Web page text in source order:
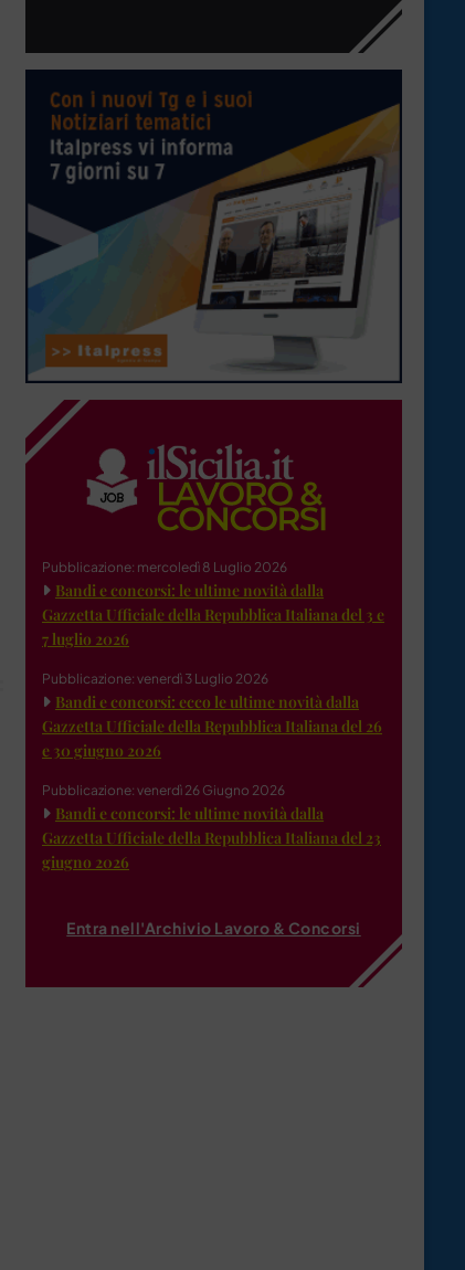
Pubblicazione: mercoledì 8 Luglio 2026
Bandi e concorsi: le ultime novità dalla
Gazzetta Ufficiale della Repubblica Italiana del 3 e
7 luglio 2026
Pubblicazione: venerdì 3 Luglio 2026
Bandi e concorsi: ecco le ultime novità dalla
Gazzetta Ufficiale della Repubblica Italiana del 26
e 30 giugno 2026
Pubblicazione: venerdì 26 Giugno 2026
Bandi e concorsi: le ultime novità dalla
Gazzetta Ufficiale della Repubblica Italiana del 23
giugno 2026
Entra nell'Archivio Lavoro & Concorsi